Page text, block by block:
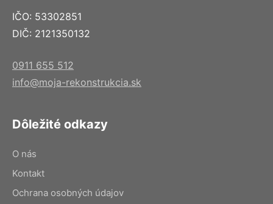
IČO: 53302851
DIČ: 2121350132
0911 655 512
info@moja-rekonstrukcia.sk
Dôležité odkazy
O nás
Kontakt
Ochrana osobných údajov